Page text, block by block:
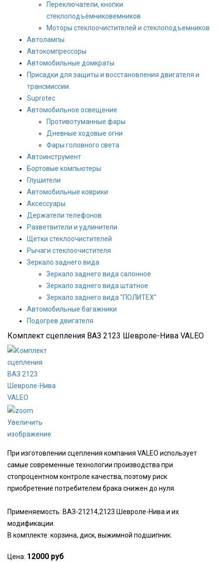
Переключатели, кнопки
стеклоподъёмниковемников
Моторы стеклоочистителей и стеклоподъемников
Автолампы
Автокомпрессоры
Автомобильные домкраты
Присадки для защиты и восстановления двигателя и
трансмиссии.
Suprotec
Автомобильное освещение
Противотуманные фары
Дневные ходовые огни
Фары головного света
Автоинструмент
Бортовые компьютеры
Глушители
Автомобильные коврики
Аксессуары
Держатели телефонов
Разветвители и удлинители
Щетки стеклоочистителей
Рычаги стеклоочистителя
Зеркало заднего вида
Зеркало заднего вида салонное
Зеркало заднего вида штатное
Зеркало заднего вида "ПОЛИТЕХ"
Автомобильные багажники
Подогрев двигателя
Комплект сцепления ВАЗ 2123 Шевроле-Нива VALEO
Увеличить
изображение
При изготовлении сцепления компания VALEO использует
самые современные технологии производства при
стопроцентном контроле качества, поэтому риск
приобретение потребителем брака снижен до нуля.
Применяемость: ВАЗ-21214,2123 Шевроле-Нива и их
модификации.
В комплекте: корзина, диск, выжимной подшипник.
Цена: 12000 руб